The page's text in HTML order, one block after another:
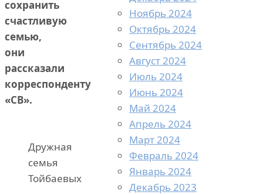
сохранить
счастливую
семью,
они
рассказали
корреспонденту
«СВ».
Дружная
семья
Тойбаевых
Ноябрь 2024
Октябрь 2024
Сентябрь 2024
Август 2024
Июль 2024
Июнь 2024
Май 2024
Апрель 2024
Март 2024
Февраль 2024
Январь 2024
Декабрь 2023